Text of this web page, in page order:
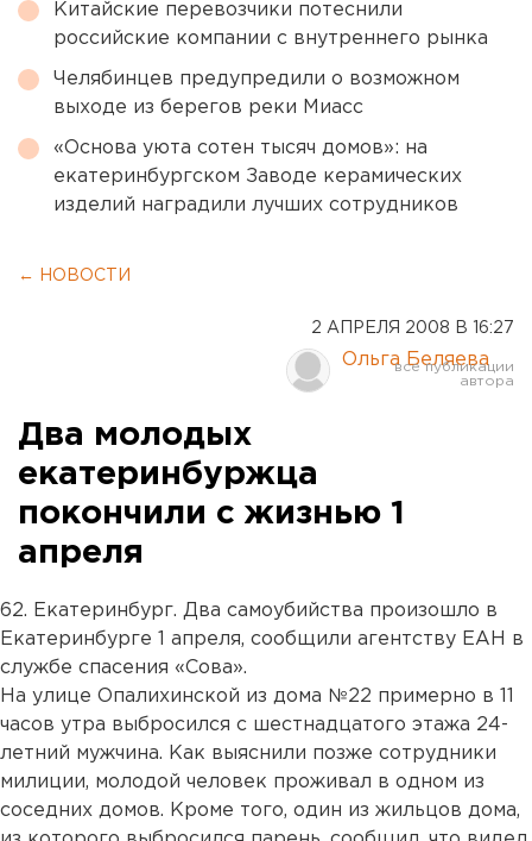
Китайские перевозчики потеснили
российские компании с внутреннего рынка
Челябинцев предупредили о возможном
выходе из берегов реки Миасс
«Основа уюта сотен тысяч домов»: на
екатеринбургском Заводе керамических
изделий наградили лучших сотрудников
← НОВОСТИ
2 АПРЕЛЯ 2008 В 16:27
Ольга Беляева
Два молодых
екатеринбуржца
покончили с жизнью 1
апреля
62. Екатеринбург. Два самоубийства произошло в
Екатеринбурге 1 апреля, сообщили агентству ЕАН в
службе спасения «Сова».
На улице Опалихинской из дома №22 примерно в 11
часов утра выбросился с шестнадцатого этажа 24-
летний мужчина. Как выяснили позже сотрудники
милиции, молодой человек проживал в одном из
соседних домов. Кроме того, один из жильцов дома,